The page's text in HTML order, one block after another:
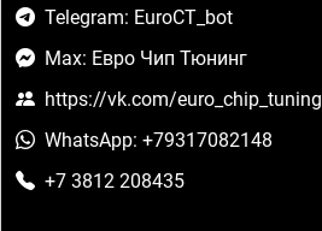
Telegram: EuroCT_bot
Max: Евро Чип Тюнинг
https://vk.com/euro_chip_tuning
WhatsApp: +79317082148
+7 3812 208435